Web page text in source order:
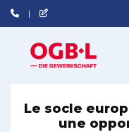
Le socle
une